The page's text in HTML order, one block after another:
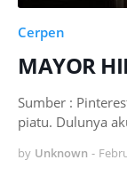
Cerpen
MAYOR
Sumber :
piatu. Dulunya
by Unknown -